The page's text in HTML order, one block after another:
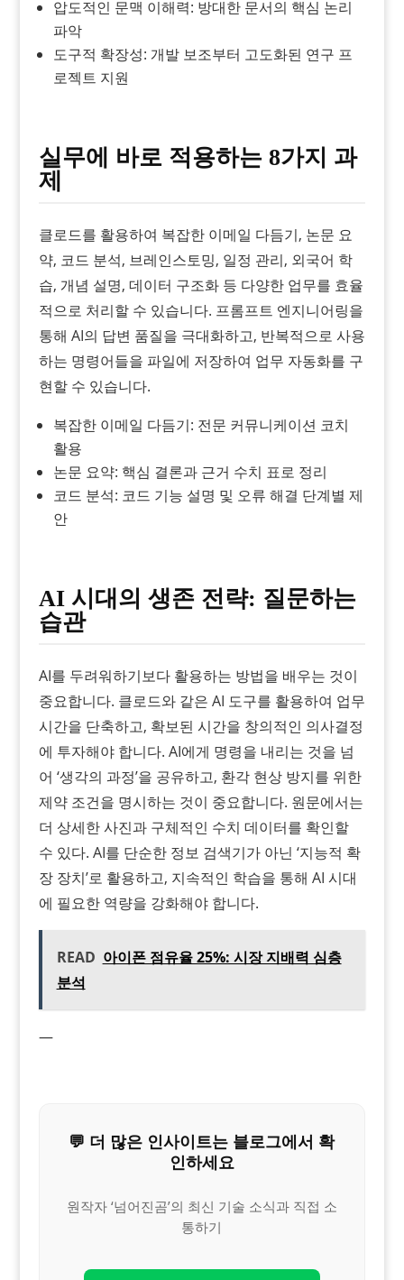
압도적인 문맥 이해력: 방대한 문서의 핵심 논리
파악
도구적 확장성: 개발 보조부터 고도화된 연구 프
로젝트 지원
실무에 바로 적용하는 8가지 과
제
클로드를 활용하여 복잡한 이메일 다듬기, 논문 요
약, 코드 분석, 브레인스토밍, 일정 관리, 외국어 학
습, 개념 설명, 데이터 구조화 등 다양한 업무를 효율
적으로 처리할 수 있습니다. 프롬프트 엔지니어링을
통해 AI의 답변 품질을 극대화하고, 반복적으로 사용
하는 명령어들을 파일에 저장하여 업무 자동화를 구
현할 수 있습니다.
복잡한 이메일 다듬기: 전문 커뮤니케이션 코치
활용
논문 요약: 핵심 결론과 근거 수치 표로 정리
코드 분석: 코드 기능 설명 및 오류 해결 단계별 제
안
AI 시대의 생존 전략: 질문하는
습관
AI를 두려워하기보다 활용하는 방법을 배우는 것이
중요합니다. 클로드와 같은 AI 도구를 활용하여 업무
시간을 단축하고, 확보된 시간을 창의적인 의사결정
에 투자해야 합니다. AI에게 명령을 내리는 것을 넘
어 ‘생각의 과정’을 공유하고, 환각 현상 방지를 위한
제약 조건을 명시하는 것이 중요합니다. 원문에서는
더 상세한 사진과 구체적인 수치 데이터를 확인할
수 있다. AI를 단순한 정보 검색기가 아닌 ‘지능적 확
장 장치’로 활용하고, 지속적인 학습을 통해 AI 시대
에 필요한 역량을 강화해야 합니다.
READ 아이폰 점유율 25%: 시장 지배력 심층
분석
—
💬 더 많은 인사이트는 블로그에서 확
인하세요
원작자 ‘넘어진곰’의 최신 기술 소식과 직접 소
통하기